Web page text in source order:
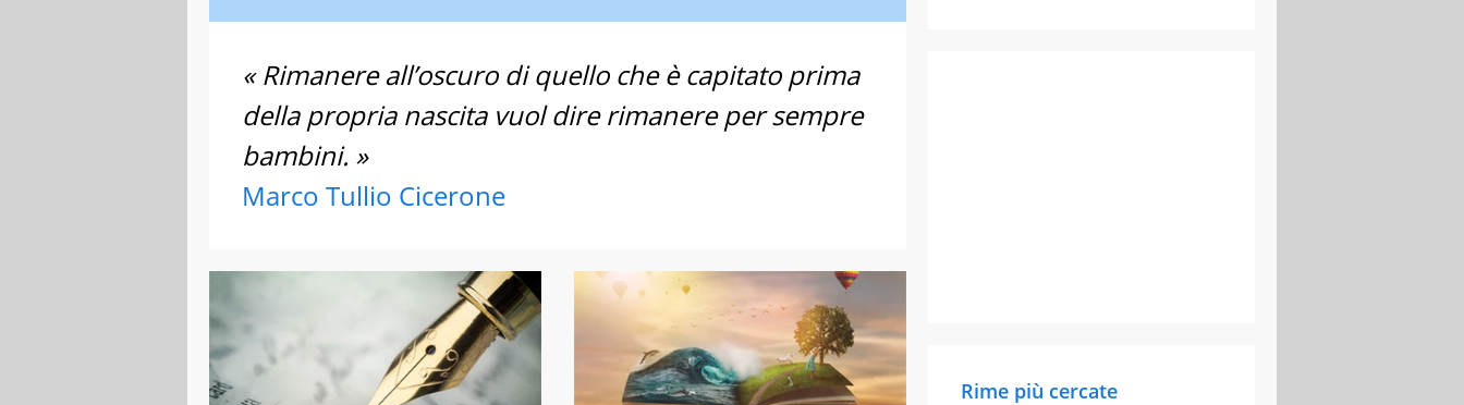
« Rimanere all’oscuro di quello che è capitato prima
della propria nascita vuol dire rimanere per sempre
bambini. »
Marco Tullio Cicerone
Rime più cercate